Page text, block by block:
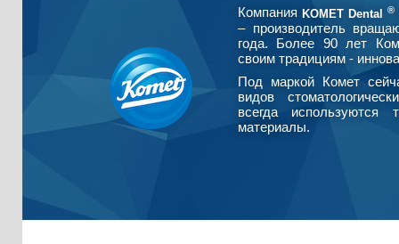
Компания KOMET Dental ®
– производитель
года. Более 90 лет
своим традициям -
Под маркой Комет
видов
всегда используются
материалы.